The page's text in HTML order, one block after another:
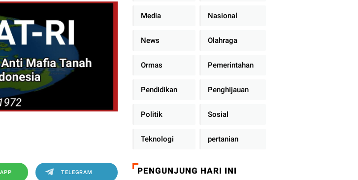
TELEGRAM
Media Nasional
News Olahraga
Ormas Pemerintahan
Pendidikan Penghijauan
Politik Sosial
Teknologi pertanian
PENGUNJUNG HARI INI